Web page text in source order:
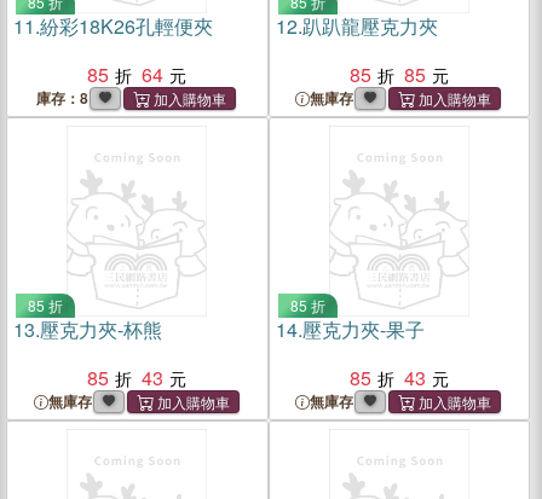
11.紛彩18K26孔輕便夾
85
64
庫存：8
12.趴趴龍壓克力夾
85
85
無庫存
85 折
13.壓克力夾-杯熊
85
43
無庫存
85 折
14.壓克力夾-果子
85
43
無庫存